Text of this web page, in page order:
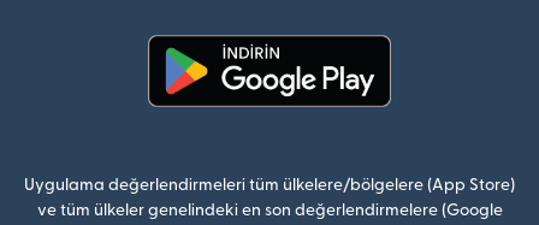
Uygulama değerlendirmeleri tüm ülkelere/bölgelere (App Store)
ve tüm ülkeler genelindeki en son değerlendirmelere (Google